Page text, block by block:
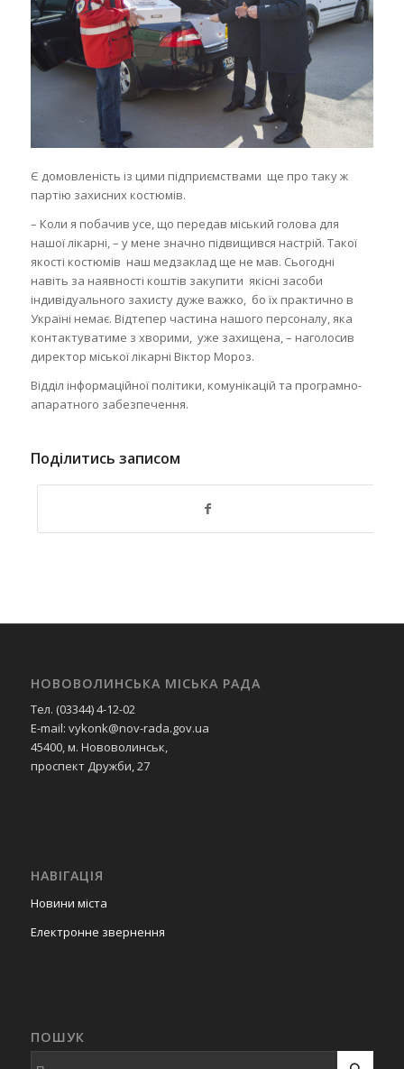
Є домовленість із цими підприємствами ще про таку ж
партію захисних костюмів.
– Коли я побачив усе, що передав міський голова для
нашої лікарні, – у мене значно підвищився настрій. Такої
якості костюмів наш медзаклад ще не мав. Сьогодні
навіть за наявності коштів закупити якісні засоби
індивідуального захисту дуже важко, бо їх практично в
Україні немає. Відтепер частина нашого персоналу, яка
контактуватиме з хворими, уже захищена, – наголосив
директор міської лікарні Віктор Мороз.
Відділ інформаційної політики, комунікацій та програмно-
апаратного забезпечення.
Поділитись записом
НОВОВОЛИНСЬКА МІСЬКА РАДА
Тел. (03344) 4-12-02
E-mail: vykonk@nov-rada.gov.ua
45400, м. Нововолинськ,
проспект Дружби, 27
НАВІГАЦІЯ
Новини міста
Електронне звернення
ПОШУК